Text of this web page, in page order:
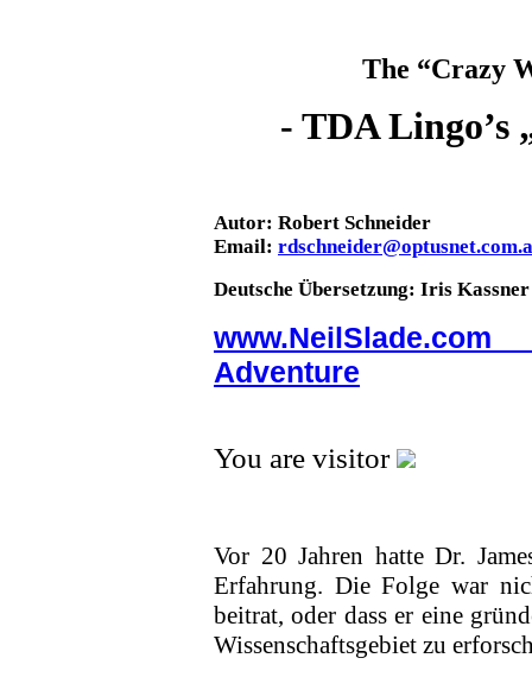
The “Crazy
- TDA Lingo’s
Autor: Robert Schneider
Email:
Deutsche Übersetzung: Iris Kassner
www.NeilSlade.com
Adventure
You are visitor
Vor 20 Jahren hatte Dr.
Erfahrung. Die Folge war
beitrat, oder dass er eine
Wissenschaftsgebiet zu